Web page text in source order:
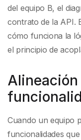
del equipo B, el
contrato de la API.
cómo funciona la
el principio de
Alineación
Cuando un equipo
funcionalidades